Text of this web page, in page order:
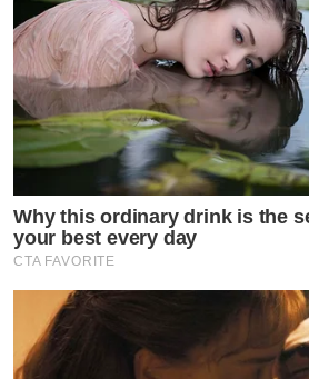
Why this ordinary drink is the
your best every day
CTA FAVORITE